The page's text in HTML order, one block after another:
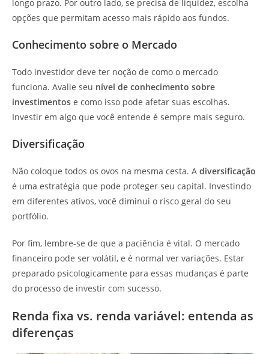
longo prazo. Por outro lado, se precisa de liquidez, escolha
opções que permitam acesso mais rápido aos fundos.
Conhecimento sobre o Mercado
Todo investidor deve ter noção de como o mercado
funciona. Avalie seu nível de conhecimento sobre
investimentos e como isso pode afetar suas escolhas.
Investir em algo que você entende é sempre mais seguro.
Diversificação
Não coloque todos os ovos na mesma cesta. A diversificação
é uma estratégia que pode proteger seu capital. Investindo
em diferentes ativos, você diminui o risco geral do seu
portfólio.
Por fim, lembre-se de que a paciência é vital. O mercado
financeiro pode ser volátil, e é normal ver variações. Estar
preparado psicologicamente para essas mudanças é parte
do processo de investir com sucesso.
Renda fixa vs. renda variável: entenda as
diferenças